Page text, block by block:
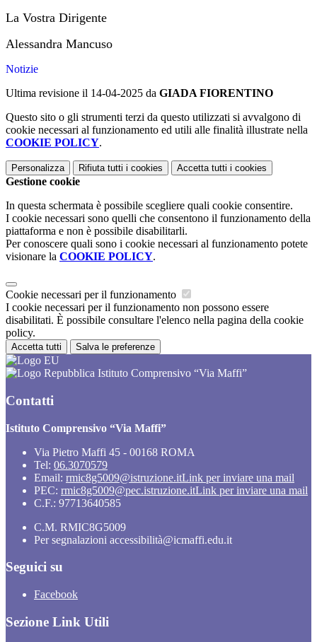
La Vostra Dirigente
Alessandra Mancuso
Notizie
Ultima revisione il 14-04-2025 da GIADA FIORENTINO
Questo sito o gli strumenti terzi da questo utilizzati si avvalgono di
cookie necessari al funzionamento ed utili alle finalità illustrate nella
COOKIE POLICY.
Personalizza Rifiuta tutti i cookies Accetta tutti i cookies
Gestione cookie
In questa schermata è possibile scegliere quali cookie consentire.
I cookie necessari sono quelli che consentono il funzionamento della
piattaforma e non è possibile disabilitarli.
Per conoscere quali sono i cookie necessari al funzionamento potete
visionare la COOKIE POLICY.
Cookie necessari per il funzionamento
I cookie necessari per il funzionamento non possono essere
disabilitati. È possibile consultare l'elenco nella pagina della cookie
policy.
Accetta tutti Salva le preferenze
Istituto Comprensivo “Via Maffi”
Contatti
Istituto Comprensivo “Via Maffi”
Via Pietro Maffi 45 - 00168 ROMA
Tel: 06.3070579
Email: rmic8g5009@istruzione.itLink per inviare una mail
PEC: rmic8g5009@pec.istruzione.itLink per inviare una mail
C.F.: 97713640585
C.M. RMIC8G5009
Per segnalazioni accessibilità@icmaffi.edu.it
Seguici su
Facebook
Sezione Link Utili